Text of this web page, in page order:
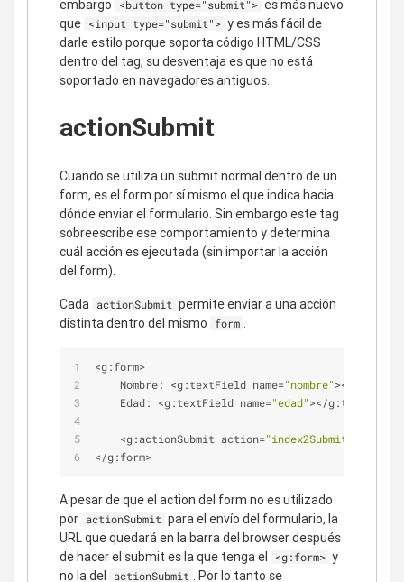
embargo
<button type="submit"> es más nuevo
que <input type="submit"> y es más fácil de
darle estilo porque soporta código HTML/CSS
dentro del tag, su desventaja es que no está
soportado en navegadores antiguos.
actionSubmit
Cuando se utiliza un submit normal dentro de un
form, es el form por sí mismo el que indica hacia
dónde enviar el formulario. Sin embargo este tag
sobreescribe ese comportamiento y determina
cuál acción es ejecutada (sin importar la acción
del form).
Cada actionSubmit permite enviar a una acción
distinta dentro del mismo
form .
<g:form>
    Nombre:
<g:textField name="nombre"><
    Edad:
<g:textField name="edad"></g:textField
<g:actionSubmit action="index2Submit"
</g:form>
A pesar de que el action del form no es utilizado
por actionSubmit para el envío del formulario, la
URL que quedará en la barra del browser después
de hacer el submit es la que tenga el
<g:form> y
no la del
actionSubmit . Por lo tanto se